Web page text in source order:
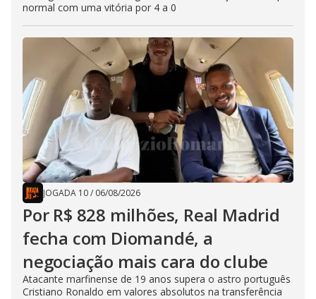
normal com uma vitória por 4 a 0
JOGADA 10/ 06/08/2026
Por R$ 828 milhões, Real Madrid
fecha com Diomandé, a
negociação mais cara do clube
Atacante marfinense de 19 anos supera o astro português
Cristiano Ronaldo em valores absolutos na transferência